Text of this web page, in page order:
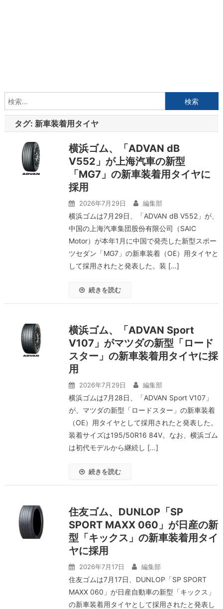
索:
タグ: 新車装着用タイヤ
横浜ゴム、「ADVAN dB
V552」が上海汽車の新型
「MG7」の新車装着用タイヤに
採用
2026年7月29日 編集部
横浜ゴムは7月29日、「ADVAN dB V552」が、
中国の上海汽車集団股份有限公司（SAIC
Motor）が本年1月に中国で発売した新型スポー
ツセダン「MG7」の新車装着（OE）用タイヤと
して採用されたと発表した。装 […]
続きを読む
横浜ゴム、「ADVAN Sport
V107」がマツダの新型「ロード
スター」の新車装着用タイヤに採
用
2026年7月29日 編集部
横浜ゴムは7月28日、「ADVAN Sport V107」
が、マツダの新型「ロードスター」の新車装着
（OE）用タイヤとして採用されたと発表した。
装着サイズは195/50R16 84V。なお、横浜ゴム
は初代モデルから継続し […]
続きを読む
住友ゴム、DUNLOP「SP
SPORT MAXX 060」が日産の新
型「キックス」の新車装着用タイ
ヤに採用
2026年7月17日 編集部
住友ゴムは7月17日、DUNLOP「SP SPORT
MAXX 060」が日産自動車の新型「キックス」
の新車装着用タイヤとして採用されたと発表し